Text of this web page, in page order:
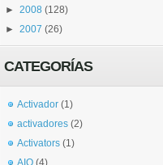
► 2008 (128)
► 2007 (26)
CATEGORÍAS
Activador (1)
activadores (2)
Activators (1)
AIO (4)